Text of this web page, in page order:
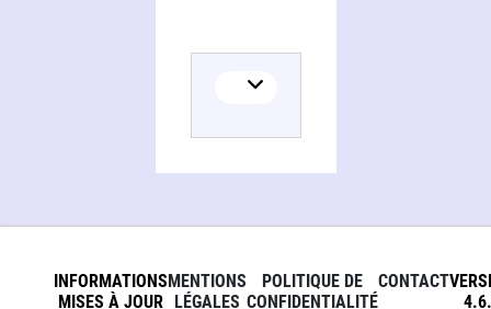
INFORMATIONS
MISES À JOUR
MENTIONS
LÉGALES
POLITIQUE DE
CONFIDENTIALITÉ
CONTACT